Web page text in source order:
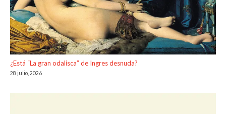
¿Está “La gran odalisca” de Ingres desnuda?
28 julio, 2026